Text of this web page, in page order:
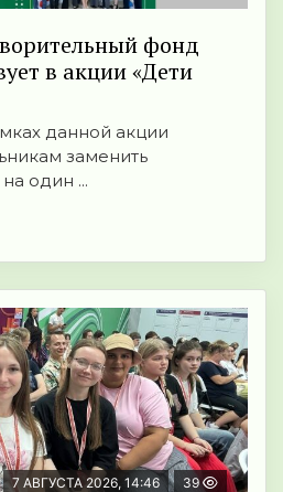
фонд
в акции «Дети
данной акции
заменить
один ...
7 АВГУСТА 2026, 14:46 39